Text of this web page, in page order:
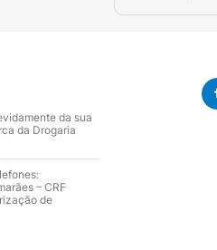
da sua
da Drogaria
– CRF
de